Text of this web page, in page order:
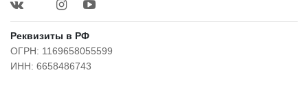
Реквизиты в РФ
ОГРН: 1169658055599
ИНН: 6658486743